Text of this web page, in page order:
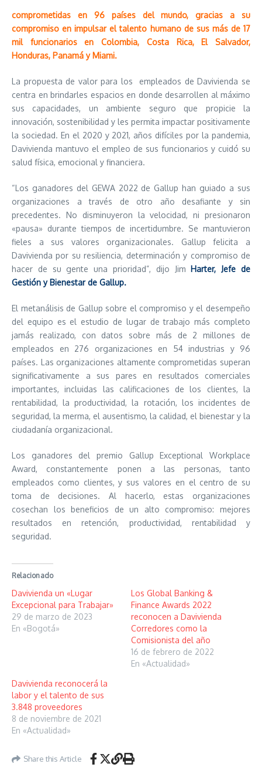
comprometidas en 96 países del mundo, gracias a su
compromiso en impulsar el talento humano de sus más de 17
mil funcionarios en Colombia, Costa Rica, El Salvador,
Honduras, Panamá y Miami.
La propuesta de valor para los empleados de Davivienda se
centra en brindarles espacios en donde desarrollen al máximo
sus capacidades, un ambiente seguro que propicie la
innovación, sostenibilidad y les permita impactar positivamente
la sociedad. En el 2020 y 2021, años difíciles por la pandemia,
Davivienda mantuvo el empleo de sus funcionarios y cuidó su
salud física, emocional y financiera.
“Los ganadores del GEWA 2022 de Gallup han guiado a sus
organizaciones a través de otro año desafiante y sin
precedentes. No disminuyeron la velocidad, ni presionaron
«pausa» durante tiempos de incertidumbre. Se mantuvieron
fieles a sus valores organizacionales. Gallup felicita a
Davivienda por su resiliencia, determinación y compromiso de
hacer de su gente una prioridad”, dijo Jim Harter, Jefe de
Gestión y Bienestar de Gallup.
El metanálisis de Gallup sobre el compromiso y el desempeño
del equipo es el estudio de lugar de trabajo más completo
jamás realizado, con datos sobre más de 2 millones de
empleados en 276 organizaciones en 54 industrias y 96
países. Las organizaciones altamente comprometidas superan
significativamente a sus pares en resultados comerciales
importantes, incluidas las calificaciones de los clientes, la
rentabilidad, la productividad, la rotación, los incidentes de
seguridad, la merma, el ausentismo, la calidad, el bienestar y la
ciudadanía organizacional.
Los ganadores del premio Gallup Exceptional Workplace
Award, constantemente ponen a las personas, tanto
empleados como clientes, y sus valores en el centro de su
toma de decisiones. Al hacerlo, estas organizaciones
cosechan los beneficios de un alto compromiso: mejores
resultados en retención, productividad, rentabilidad y
seguridad.
Relacionado
Davivienda un «Lugar
Excepcional para Trabajar»
29 de marzo de 2023
En «Bogotá»
Los Global Banking &
Finance Awards 2022
reconocen a Davivienda
Corredores como la
Comisionista del año
16 de febrero de 2022
En «Actualidad»
Davivienda reconocerá la
labor y el talento de sus
3.848 proveedores
8 de noviembre de 2021
En «Actualidad»
Share this Article